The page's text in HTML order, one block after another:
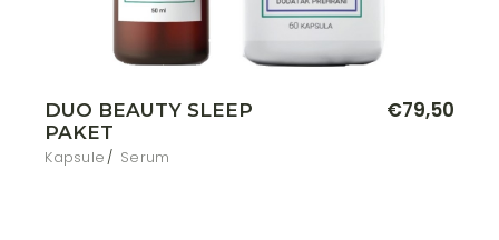
DUO BEAUTY SLEEP
PAKET
Kapsule Serum
€79,50